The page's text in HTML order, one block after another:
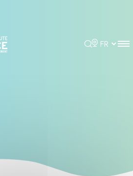
Rechercher
Choisir la